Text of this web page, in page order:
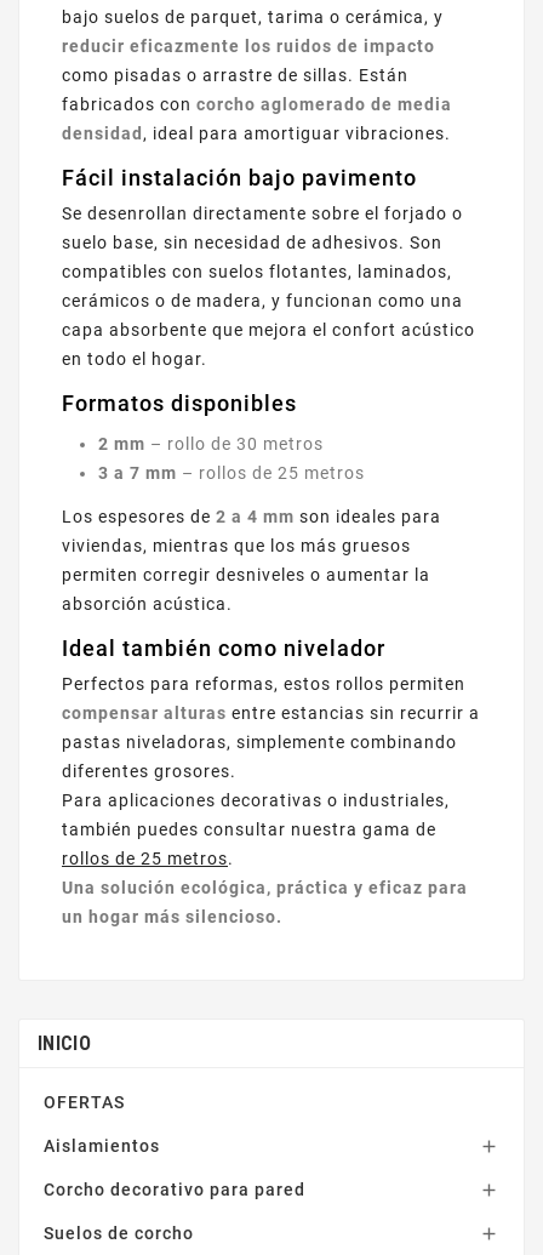
bajo suelos de parquet, tarima o cerámica, y
reducir eficazmente los ruidos de impacto
como pisadas o arrastre de sillas. Están
fabricados con corcho aglomerado de media
densidad , ideal para amortiguar vibraciones.
Fácil instalación bajo pavimento
Se desenrollan directamente sobre el forjado o
suelo base, sin necesidad de adhesivos. Son
compatibles con suelos flotantes, laminados,
cerámicos o de madera, y funcionan como una
capa absorbente que mejora el confort acústico
en todo el hogar.
Formatos disponibles
2 mm – rollo de 30 metros
3 a 7 mm – rollos de 25 metros
Los espesores de 2 a 4 mm son ideales para
viviendas, mientras que los más gruesos
permiten corregir desniveles o aumentar la
absorción acústica.
Ideal también como nivelador
Perfectos para reformas, estos rollos permiten
compensar alturas entre estancias sin recurrir a
pastas niveladoras, simplemente combinando
diferentes grosores.
Para aplicaciones decorativas o industriales,
también puedes consultar nuestra gama de
rollos de 25 metros.
Una solución ecológica, práctica y eficaz para
un hogar más silencioso.
INICIO
OFERTAS
Aislamientos 
Corcho decorativo para pared 
Suelos de corcho 